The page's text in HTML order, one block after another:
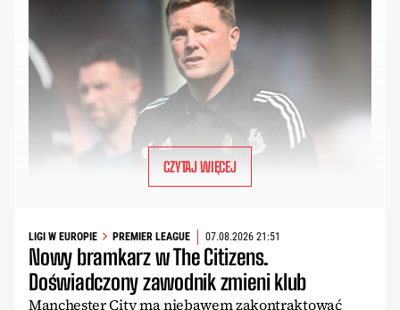
CZYTAJ WIĘCEJ
LIGI W EUROPIE PREMIER LEAGUE 07.08.2026 21:51
Nowy bramkarz w The Citizens.
Doświadczony zawodnik zmieni klub
Manchester City ma niebawem zakontraktować